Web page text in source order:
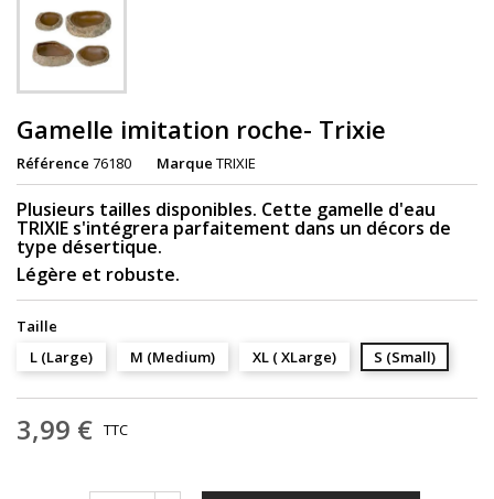
Gamelle imitation roche- Trixie
Référence 76180 Marque TRIXIE
Plusieurs tailles disponibles. Cette gamelle d'eau
TRIXIE s'intégrera parfaitement dans un décors de
type désertique.
Légère et robuste.
Taille
L (Large)
M (Medium) XL ( XLarge) S (Small)
3,99 € TTC